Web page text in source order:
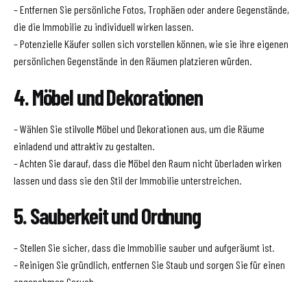
– Entfernen Sie persönliche Fotos, Trophäen oder andere Gegenstände,
die die Immobilie zu individuell wirken lassen.
– Potenzielle Käufer sollen sich vorstellen können, wie sie ihre eigenen
persönlichen Gegenstände in den Räumen platzieren würden.
4. Möbel und Dekorationen
– Wählen Sie stilvolle Möbel und Dekorationen aus, um die Räume
einladend und attraktiv zu gestalten.
– Achten Sie darauf, dass die Möbel den Raum nicht überladen wirken
lassen und dass sie den Stil der Immobilie unterstreichen.
5. Sauberkeit und Ordnung
– Stellen Sie sicher, dass die Immobilie sauber und aufgeräumt ist.
– Reinigen Sie gründlich, entfernen Sie Staub und sorgen Sie für einen